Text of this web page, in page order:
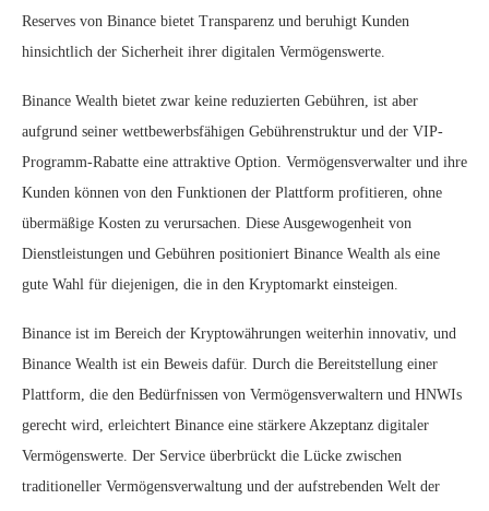
Reserves von Binance bietet Transparenz und beruhigt Kunden
hinsichtlich der Sicherheit ihrer digitalen Vermögenswerte.
Binance Wealth bietet zwar keine reduzierten Gebühren, ist aber
aufgrund seiner wettbewerbsfähigen Gebührenstruktur und der VIP-
Programm-Rabatte eine attraktive Option. Vermögensverwalter und ihre
Kunden können von den Funktionen der Plattform profitieren, ohne
übermäßige Kosten zu verursachen. Diese Ausgewogenheit von
Dienstleistungen und Gebühren positioniert Binance Wealth als eine
gute Wahl für diejenigen, die in den Kryptomarkt einsteigen.
Binance ist im Bereich der Kryptowährungen weiterhin innovativ, und
Binance Wealth ist ein Beweis dafür. Durch die Bereitstellung einer
Plattform, die den Bedürfnissen von Vermögensverwaltern und HNWIs
gerecht wird, erleichtert Binance eine stärkere Akzeptanz digitaler
Vermögenswerte. Der Service überbrückt die Lücke zwischen
traditioneller Vermögensverwaltung und der aufstrebenden Welt der